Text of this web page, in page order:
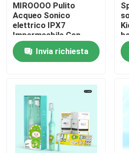
Contattaci
Chiedi un preventivo
Spazzolino da denti elettrico
spazzolino da denti elettrico
MIROOOO Pulito
Acqueo Sonico
elettrico IPX7
Impermeabile Con
Timer Intelligente
Invia richiesta